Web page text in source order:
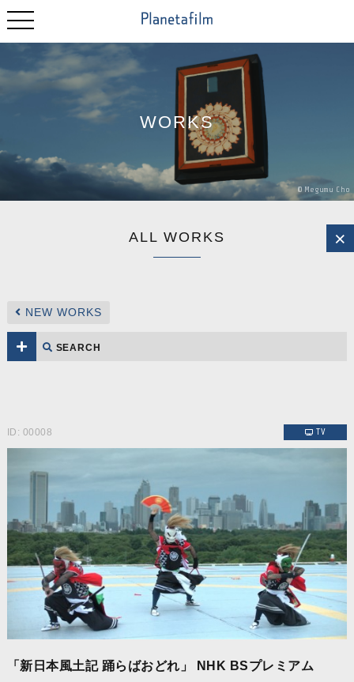
WORKS
© Megumu Cho
ALL WORKS
NEW WORKS
SEARCH
ID: 00008 TV
「新日本風土記 踊らばおどれ」 NHK BSプレミアム